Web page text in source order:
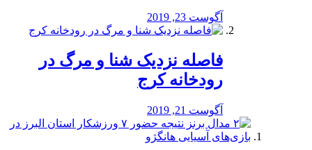
آگوست 23, 2019
️فاصله نزدیک شنا و مرگ در
رودخانه کرج
آگوست 21, 2019